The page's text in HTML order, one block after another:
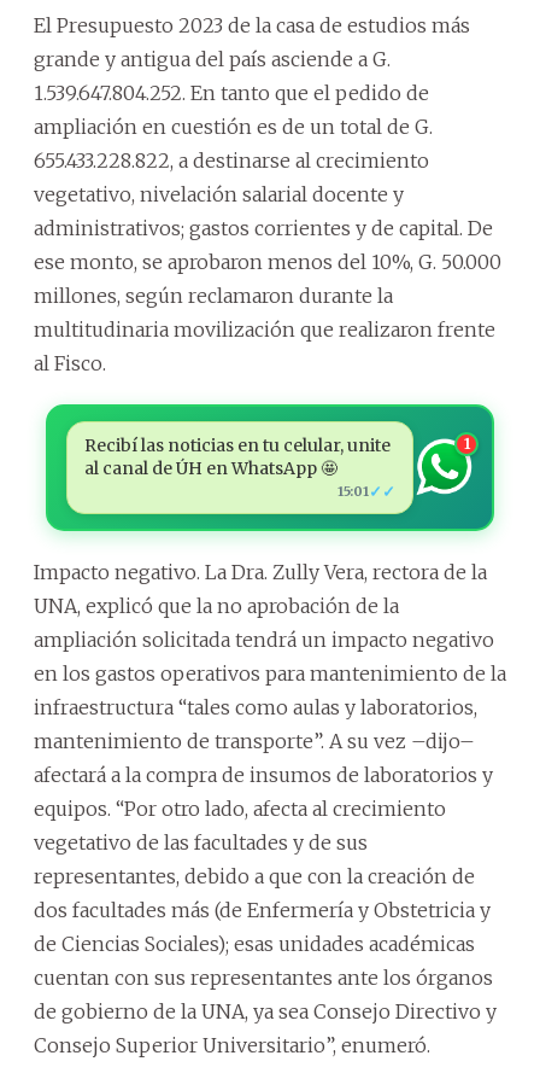
El Presupuesto 2023 de la casa de estudios más
grande y antigua del país asciende a G.
1.539.647.804.252. En tanto que el pedido de
ampliación en cuestión es de un total de G.
655.433.228.822, a destinarse al crecimiento
vegetativo, nivelación salarial docente y
administrativos; gastos corrientes y de capital. De
ese monto, se aprobaron menos del 10%, G. 50.000
millones, según reclamaron durante la
multitudinaria movilización que realizaron frente
al Fisco.
Recibí las noticias en tu celular, unite
al canal de ÚH en WhatsApp 🤩
15:01 ✓✓
1
Impacto negativo. La Dra. Zully Vera, rectora de la
UNA, explicó que la no aprobación de la
ampliación solicitada tendrá un impacto negativo
en los gastos operativos para mantenimiento de la
infraestructura “tales como aulas y laboratorios,
mantenimiento de transporte”. A su vez –dijo–
afectará a la compra de insumos de laboratorios y
equipos. “Por otro lado, afecta al crecimiento
vegetativo de las facultades y de sus
representantes, debido a que con la creación de
dos facultades más (de Enfermería y Obstetricia y
de Ciencias Sociales); esas unidades académicas
cuentan con sus representantes ante los órganos
de gobierno de la UNA, ya sea Consejo Directivo y
Consejo Superior Universitario”, enumeró.